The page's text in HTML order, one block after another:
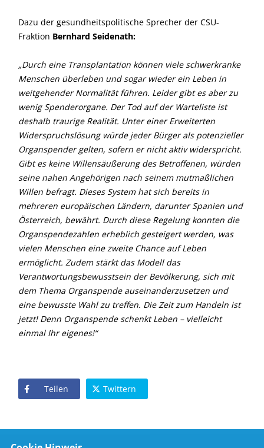
Dazu der gesundheitspolitische Sprecher der CSU-
Fraktion Bernhard Seidenath:
Durch eine Transplantation können viele schwerkranke
Menschen überleben und sogar wieder ein Leben in
weitgehender Normalität führen. Leider gibt es aber zu
wenig Spenderorgane. Der Tod auf der Warteliste ist
deshalb traurige Realität. Unter einer Erweiterten
Widerspruchslösung würde jeder Bürger als potenzieller
Organspender gelten, sofern er nicht aktiv widerspricht.
Gibt es keine Willensäußerung des Betroffenen, würden
seine nahen Angehörigen nach seinem mutmaßlichen
Willen befragt. Dieses System hat sich bereits in
mehreren europäischen Ländern, darunter Spanien und
Österreich, bewährt. Durch diese Regelung konnten die
Organspendezahlen erheblich gesteigert werden, was
vielen Menschen eine zweite Chance auf Leben
ermöglicht. Zudem stärkt das Modell das
Verantwortungsbewusstsein der Bevölkerung, sich mit
dem Thema Organspende auseinanderzusetzen und
eine bewusste Wahl zu treffen. Die Zeit zum Handeln ist
jetzt! Denn Organspende schenkt Leben – vielleicht
einmal Ihr eigenes!“
Teilen Twittern